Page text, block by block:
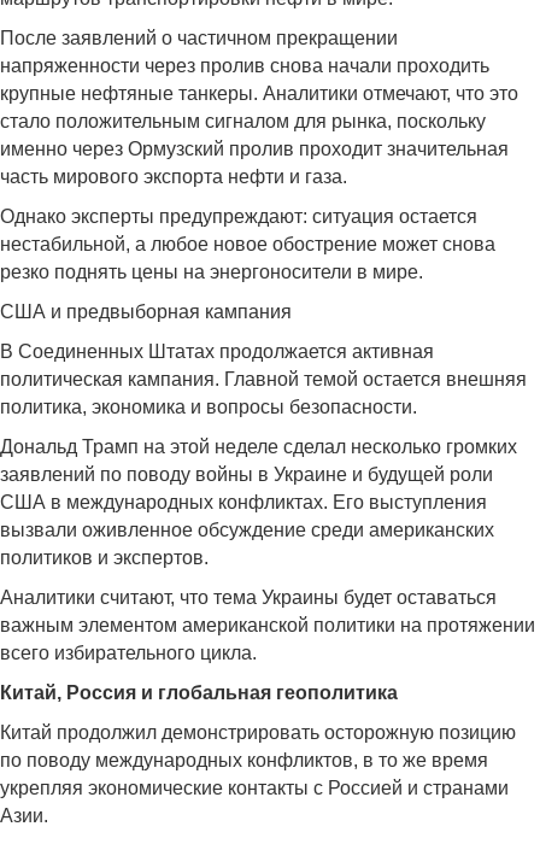
После заявлений о частичном прекращении
напряженности через пролив снова начали проходить
крупные нефтяные танкеры. Аналитики отмечают, что это
стало положительным сигналом для рынка, поскольку
именно через Ормузский пролив проходит значительная
часть мирового экспорта нефти и газа.
Однако эксперты предупреждают: ситуация остается
нестабильной, а любое новое обострение может снова
резко поднять цены на энергоносители в мире.
США и предвыборная кампания
В Соединенных Штатах продолжается активная
политическая кампания. Главной темой остается внешняя
политика, экономика и вопросы безопасности.
Дональд Трамп на этой неделе сделал несколько громких
заявлений по поводу войны в Украине и будущей роли
США в международных конфликтах. Его выступления
вызвали оживленное обсуждение среди американских
политиков и экспертов.
Аналитики считают, что тема Украины будет оставаться
важным элементом американской политики на протяжении
всего избирательного цикла.
Китай, Россия и глобальная геополитика
Китай продолжил демонстрировать осторожную позицию
по поводу международных конфликтов, в то же время
укрепляя экономические контакты с Россией и странами
Азии.